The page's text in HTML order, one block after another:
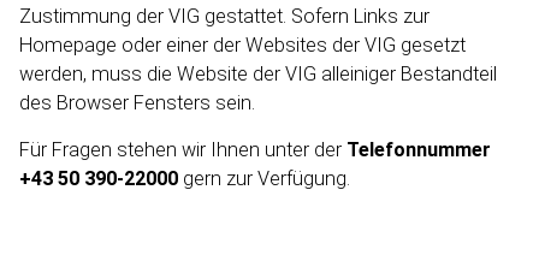
Zustimmung der VIG gestattet. Sofern Links zur
Homepage oder einer der Websites der VIG gesetzt
werden, muss die Website der VIG alleiniger Bestandteil
des Browser Fensters sein.
Für Fragen stehen wir Ihnen unter der Telefon­nummer
+43 50 390-22000 gern zur Verfügung.